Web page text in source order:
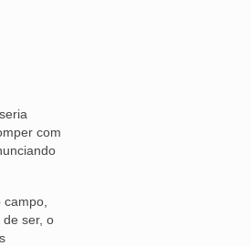
com
ser, o